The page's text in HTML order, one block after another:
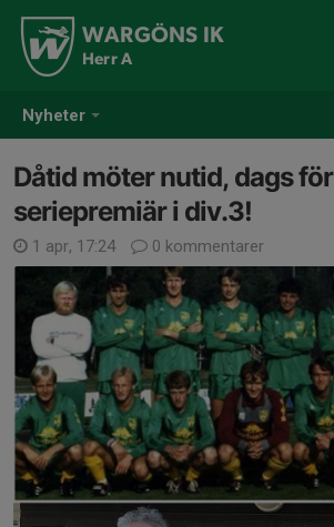
Nyheter
WARGÖNS IK
Herr A
Dåtid möter nutid, dags för
seriepremiär i div.3!
1 apr, 17:24 0 kommentarer